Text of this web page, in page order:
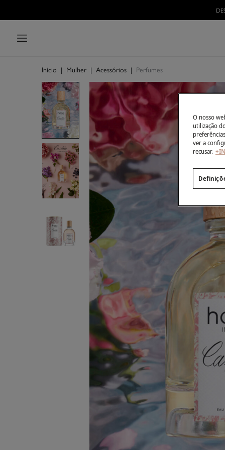
Início | Mulher | Acessórios | Perfumes
O nosso
utilização
ver a
recusar.